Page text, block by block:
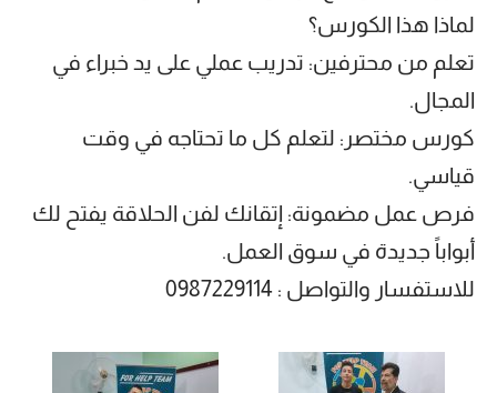
لماذا هذا الكورس؟
تعلم من محترفين: تدريب عملي على يد خبراء في
المجال.
كورس مختصر: لتعلم كل ما تحتاجه في وقت
قياسي.
فرص عمل مضمونة: إتقانك لفن الحلاقة يفتح لك
أبواباً جديدة في سوق العمل.
للاستفسار والتواصل : 0987229114